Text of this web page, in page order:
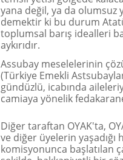
yana değil, ya da
demektir ki bu durum
toplumsal barış idealleri
aykırıdır.
Assubay meselelerinin
(Türkiye Emekli
gündüzlü, icabında
camiaya yönelik
Diğer taraftan OYAK'ta,
ve diğer üyelerin yaşadığı
komisyonunca başlatılan